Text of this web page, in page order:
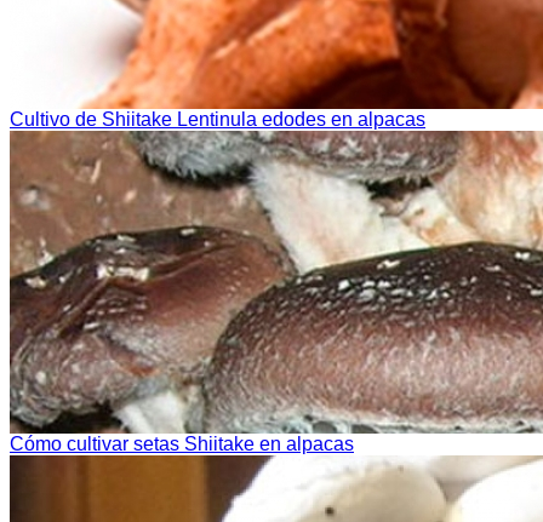
Cultivo de Shiitake Lentinula edodes en alpacas
Cómo cultivar setas Shiitake en alpacas